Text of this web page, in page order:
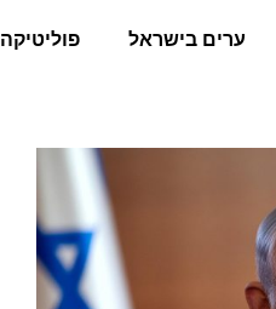
ערים בישראל פוליטיקה